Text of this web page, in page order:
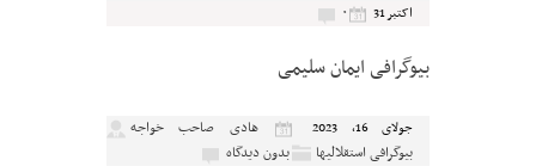
اکتبر 31 ۰
بیوگرافی ایمان سلیمی
جولای 16, 2023
هادی صاحب خواجه
بیوگرافی استقلالیها
بدون دیدگاه